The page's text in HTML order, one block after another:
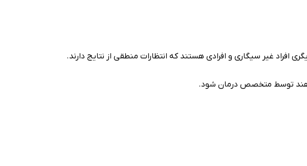
افراد غیر سیگاری و افرادی هستند که انتظارات منطقی از نتایج دارند.
توسط متخصص درمان شود.